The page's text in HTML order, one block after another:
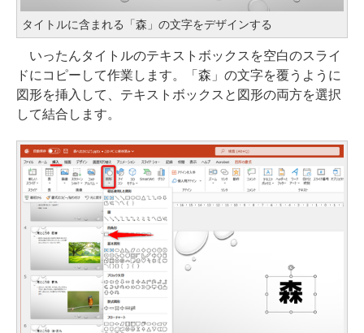
タイトルに含まれる「森」の文字をデザインする
いったんタイトルのテキストボックスを空白のスライ
ドにコピーして作業します。「森」の文字を覆うように
図形を挿入して、テキストボックスと図形の両方を選択
して結合します。